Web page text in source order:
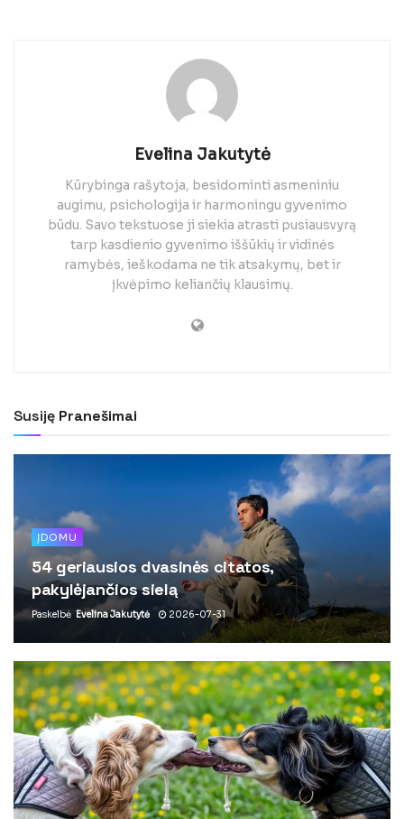
Evelina Jakutytė
Kūrybinga rašytoja, besidominti asmeniniu
augimu, psichologija ir harmoningu gyvenimo
būdu. Savo tekstuose ji siekia atrasti pusiausvyrą
tarp kasdienio gyvenimo iššūkių ir vidinės
ramybės, ieškodama ne tik atsakymų, bet ir
įkvėpimo keliančių klausimų.
Susiję Pranešimai
ĮDOMU
54 geriausios dvasinės citatos,
pakylėjančios sielą
Paskelbė Evelina Jakutytė 2026-07-31